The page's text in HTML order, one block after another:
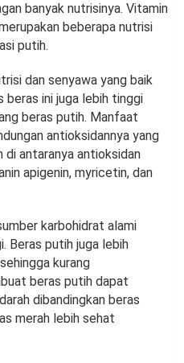
banyak nutrisinya. Vitamin
beberapa nutrisi
putih.
dan senyawa yang baik
beras ini juga lebih tinggi
beras putih. Manfaat
antioksidannya yang
di antaranya antioksidan
apigenin, myricetin, dan
karbohidrat alami
Beras putih juga lebih
kurang
beras putih dapat
dibandingkan beras
merah lebih sehat